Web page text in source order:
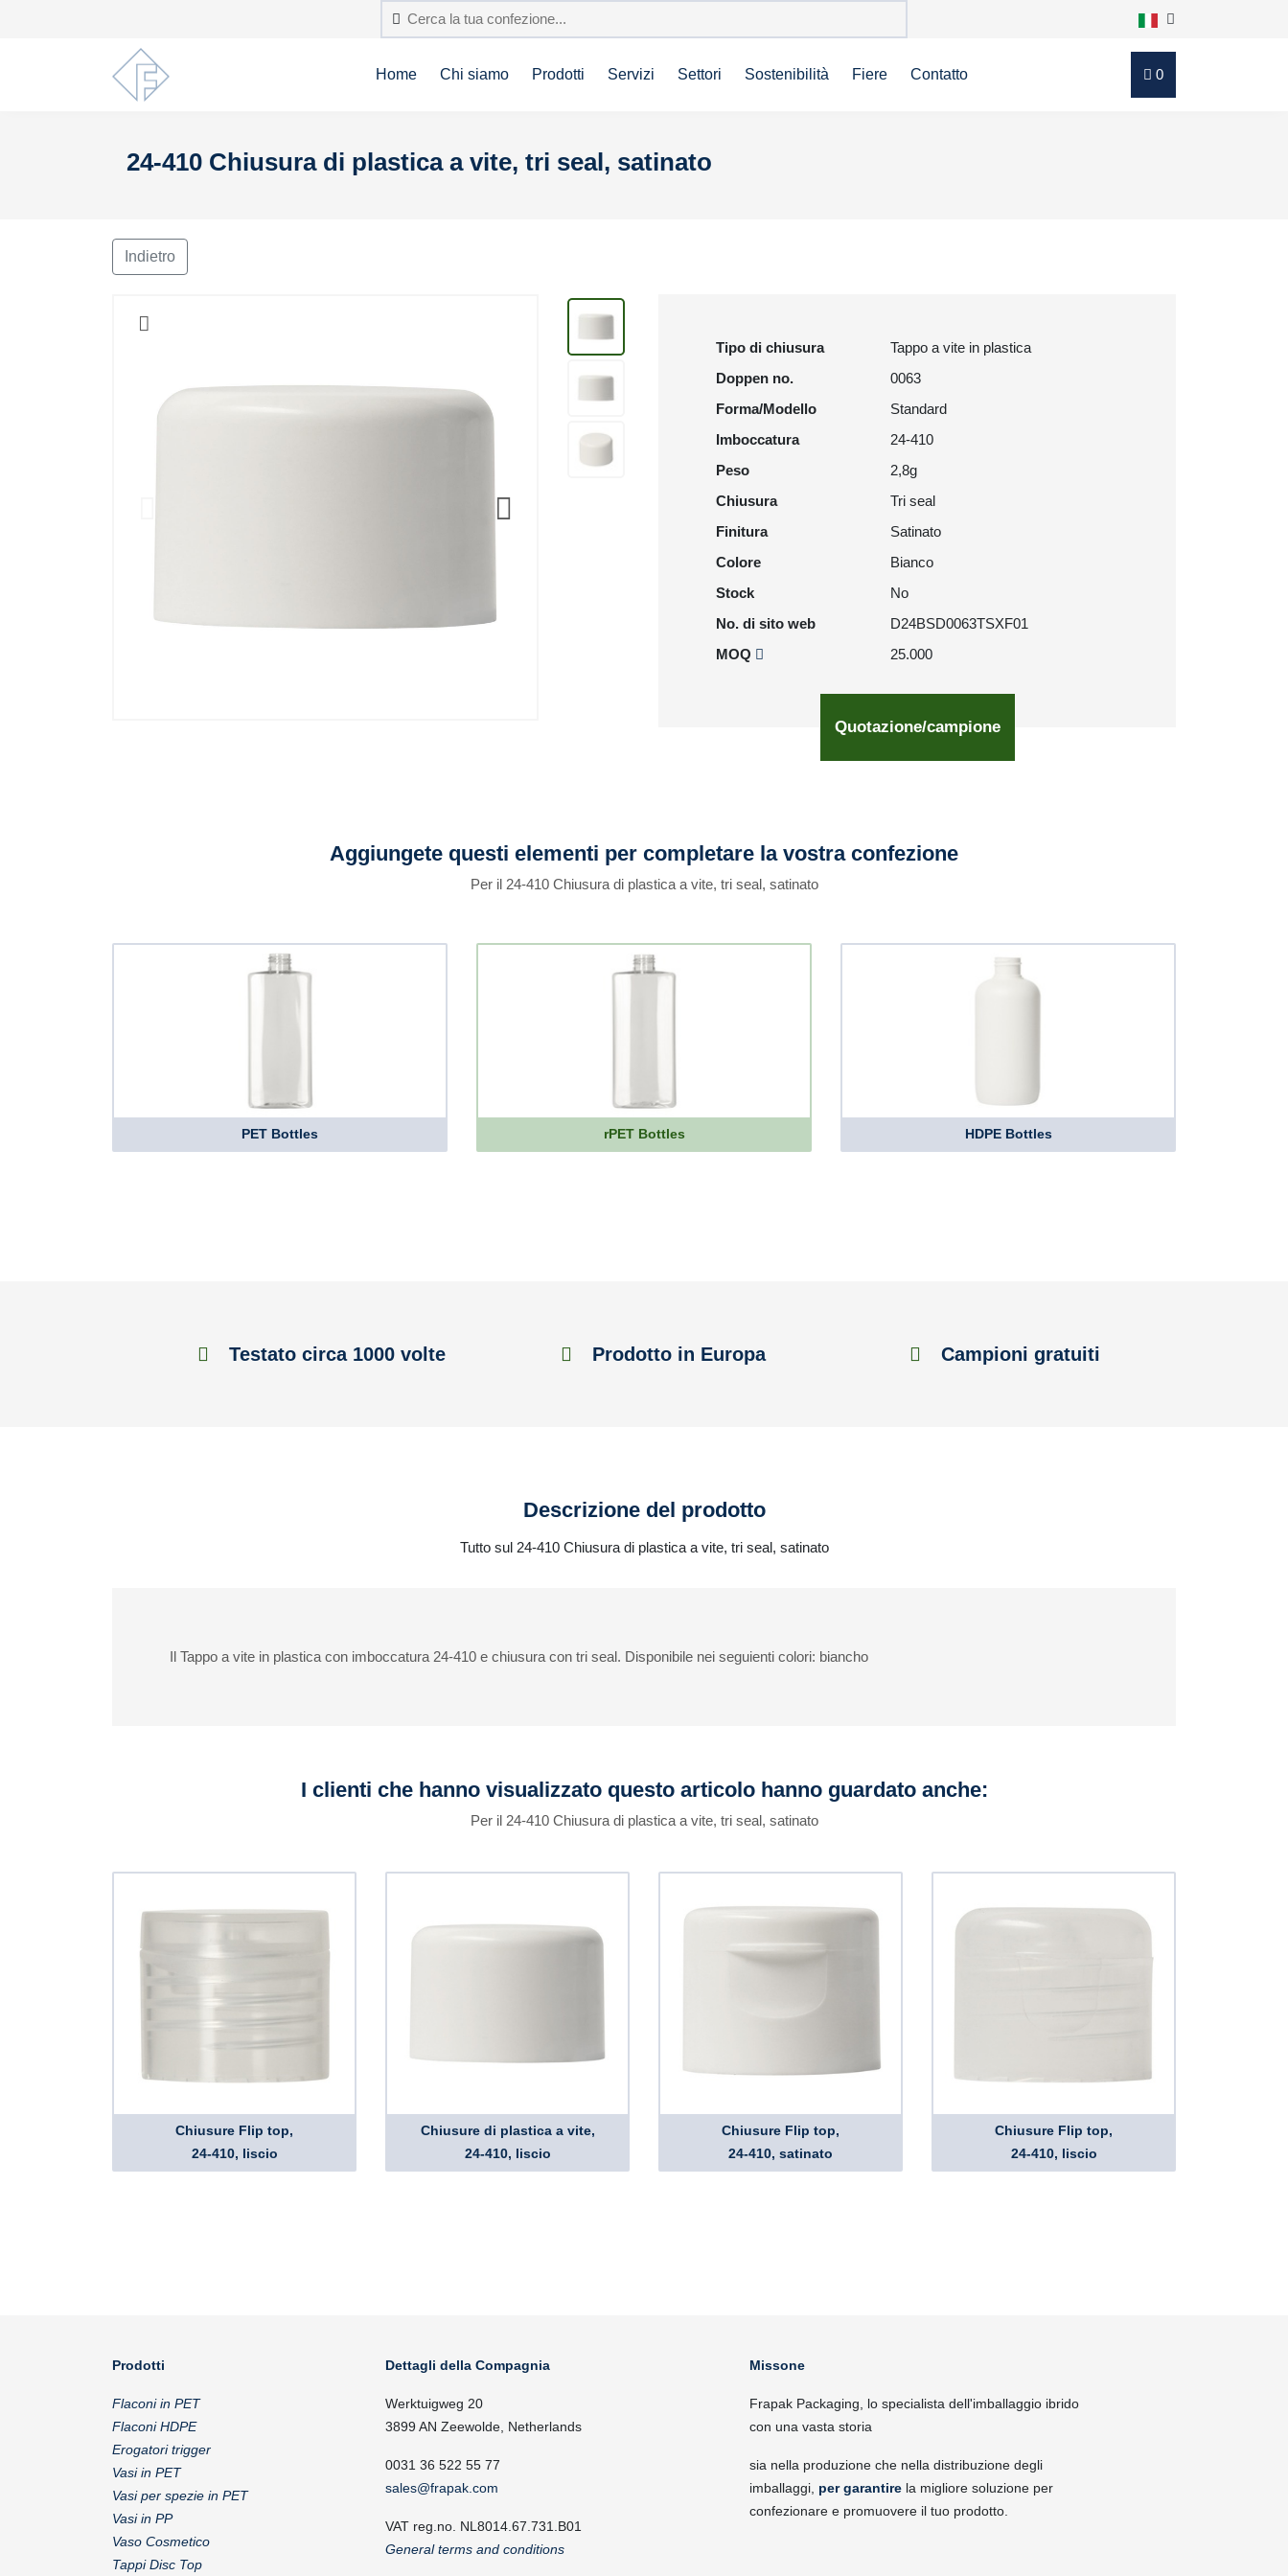
Home Chi siamo Prodotti Servizi Settori Sostenibilità Fiere Contatto 0
24-410 Chiusura di plastica a vite, tri seal, satinato
Indietro
Tipo di chiusura
Tappo a vite in plastica
Doppen no.
0063
Forma/Modello
Standard
Imboccatura
24-410
Peso
2,8g
Chiusura
Tri seal
Finitura
Satinato
Colore
Bianco
Stock
No
No. di sito web
D24BSD0063TSXF01
MOQ
25.000
Quotazione/campione
Aggiungete questi elementi per completare la vostra confezione
Per il 24-410 Chiusura di plastica a vite, tri seal, satinato
PET Bottles rPET Bottles HDPE Bottles
Testato circa 1000 volte Prodotto in Europa Campioni gratuiti
Descrizione del prodotto
Tutto sul 24-410 Chiusura di plastica a vite, tri seal, satinato
Il Tappo a vite in plastica con imboccatura 24-410 e chiusura con tri seal. Disponibile nei seguienti colori: biancho
I clienti che hanno visualizzato questo articolo hanno guardato anche:
Per il 24-410 Chiusura di plastica a vite, tri seal, satinato
Chiusure Flip top,
24-410, liscio
Chiusure di plastica a vite,
24-410, liscio
Chiusure Flip top,
24-410, satinato
Chiusure Flip top,
24-410, liscio
Prodotti
Flaconi in PET
Flaconi HDPE
Erogatori trigger
Vasi in PET
Vasi per spezie in PET
Vasi in PP
Vaso Cosmetico
Tappi Disc Top
Dettagli della Compagnia
Werktuigweg 20
3899 AN Zeewolde, Netherlands
0031 36 522 55 77
sales@frapak.com
VAT reg.no. NL8014.67.731.B01
General terms and conditions
Missone
Frapak Packaging, lo specialista dell'imballaggio ibrido
con una vasta storia
sia nella produzione che nella distribuzione degli
imballaggi, per garantire la migliore soluzione per
confezionare e promuovere il tuo prodotto.